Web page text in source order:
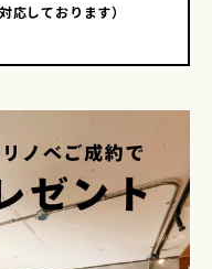
応しております）